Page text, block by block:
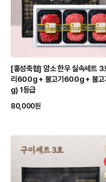
[홍성축협] 암소 한우 실속세트 3
리600g + 불고기600g + 불
g) 1등급
80,000원